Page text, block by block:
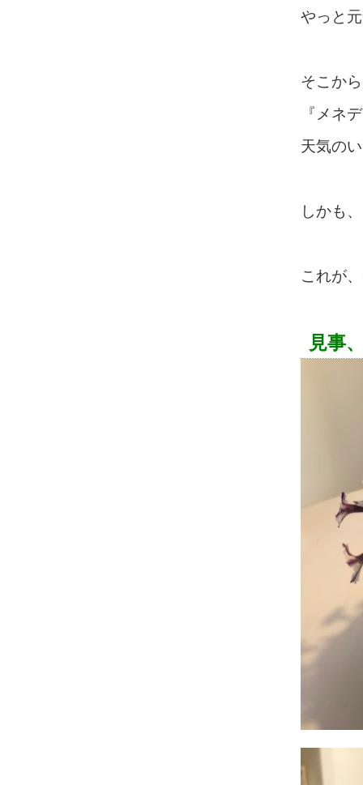
やっと
そこか
『メネ
天気の
しかも
これが
見事